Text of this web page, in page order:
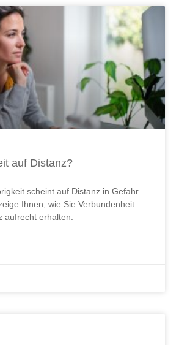
auf Distanz?
scheint auf Distanz in Gefahr
Ihnen, wie Sie Verbundenheit
aufrecht erhalten.